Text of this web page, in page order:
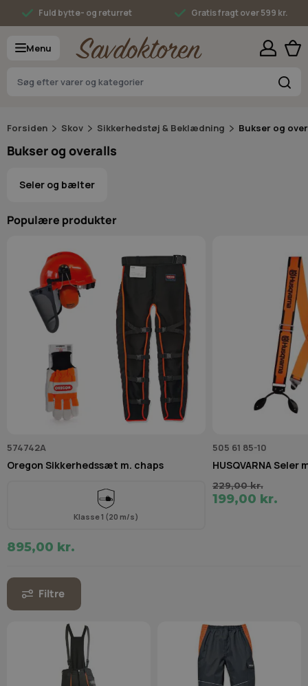
Skip to ContentFuld bytte- og returret Gratis fragt over 599 kr.
Menu
Forsiden Skov Sikkerhedstøj & Beklædning Bukser og
Bukser og overalls
Seler og bælter
Populære produkter
574742A
Oregon Sikkerhedssæt m. chaps
Klasse 1 (20 m/s)
895,00 kr.
505 61 85-10
HUSQVARNA
229,00 kr.
199,00 kr.
Filtre